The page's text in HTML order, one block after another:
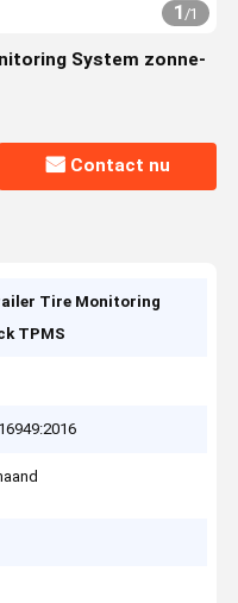
1/1
System zonne-
Contact nu
Tire Monitoring
TPMS